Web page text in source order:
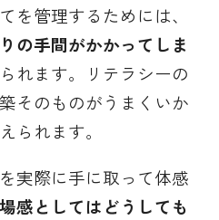
を管理するためには、
の手間がかかってしま
れます。リテラシーの
そのものがうまくいか
られます。
実際に手に取って体感
感としてはどうしても